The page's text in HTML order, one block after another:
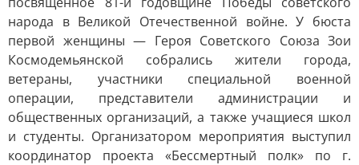
народа в Великой Отечественной войне. У бюста
первой женщины — Героя Советского Союза Зои
Космодемьянской собрались жители города,
ветераны, участники специальной военной
операции, представители администрации и
общественных организаций, а также учащиеся школ
и студенты. Организатором мероприятия выступил
координатор проекта «Бессмертный полк» по г.